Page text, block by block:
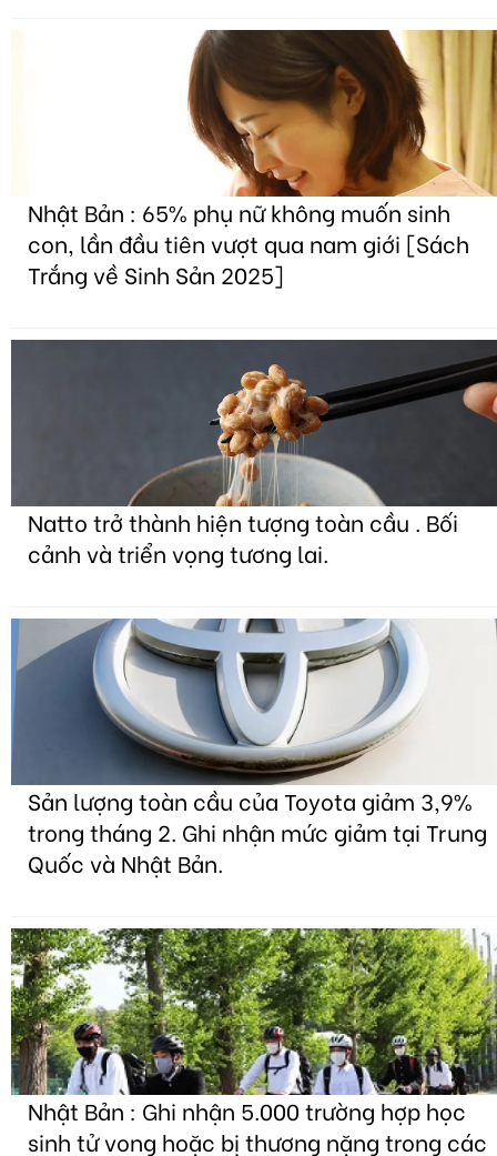
Nhật Bản : 65% phụ nữ không muốn sinh
con, lần đầu tiên vượt qua nam giới [Sách
Trắng về Sinh Sản 2025]
Natto trở thành hiện tượng toàn cầu . Bối
cảnh và triển vọng tương lai.
Sản lượng toàn cầu của Toyota giảm 3,9%
trong tháng 2. Ghi nhận mức giảm tại Trung
Quốc và Nhật Bản.
Nhật Bản : Ghi nhận 5.000 trường hợp học
sinh tử vong hoặc bị thương nặng trong các